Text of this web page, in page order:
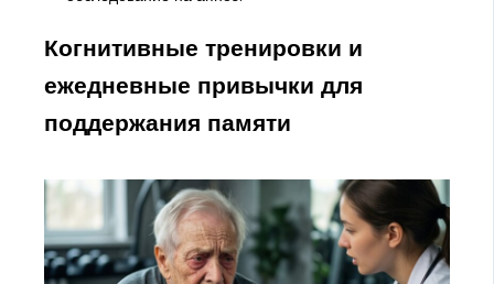
Когнитивные тренировки и
ежедневные привычки для
поддержания памяти